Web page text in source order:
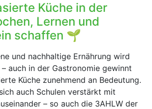
Küche in der
Lernen und
schaffen 🌱
und nachhaltige Ernährung wird
auch in der Gastronomie gewinnt
Küche zunehmend an Bedeutung.
auch Schulen verstärkt mit
– so auch die 3AHLW der